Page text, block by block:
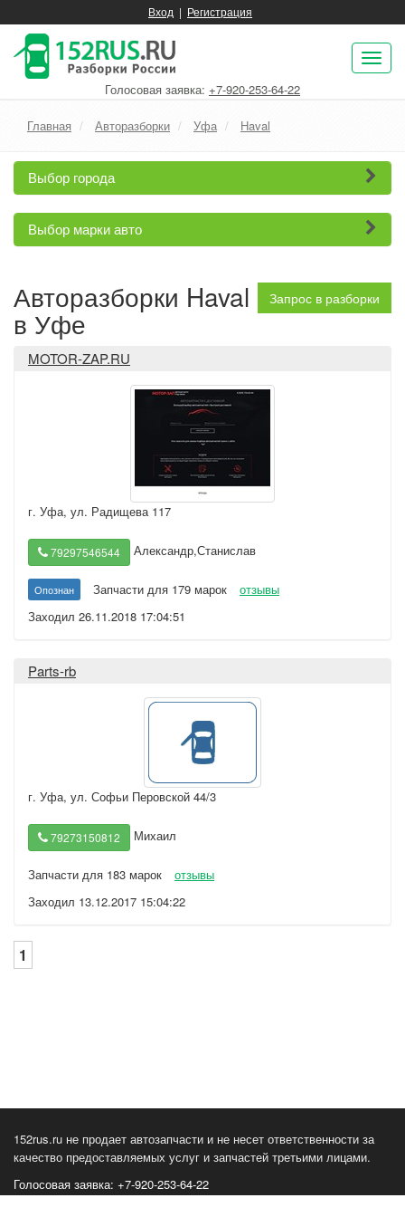
Вход | Регистрация
Голосовая заявка: +7-920-253-64-22
Главная Авторазборки Уфа Haval
Выбор города
Выбор марки авто
Запрос в разборки
Авторазборки Haval
в Уфе
MOTOR-ZAP.RU
г. Уфа, ул. Радищева 117
79297546544 Александр,Станислав
Опознан Запчасти для 179 марок
отзывы
Заходил 26.11.2018 17:04:51
Parts-rb
г. Уфа, ул. Софьи Перовской 44/3
79273150812 Михаил
Запчасти для 183 марок
отзывы
Заходил 13.12.2017 15:04:22
1
152rus.ru не продает автозапчасти и не несет ответственности за
качество предоставляемых услуг и запчастей третьими лицами.
Голосовая заявка: +7-920-253-64-22